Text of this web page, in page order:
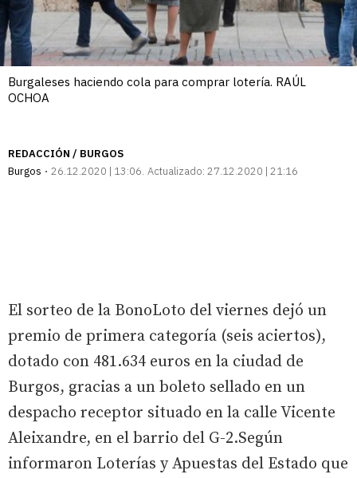
Burgaleses haciendo cola para comprar lotería. RAÚL
OCHOA
REDACCIÓN / BURGOS
Burgos
26.12.2020 | 13:06 Actualizado: 27.12.2020 | 21:16
El sorteo de la BonoLoto del viernes dejó un
premio de primera categoría (seis aciertos),
dotado con 481.634 euros en la ciudad de
Burgos, gracias a un boleto sellado en un
despacho receptor situado en la calle Vicente
Aleixandre, en el barrio del G-2.Según
informaron Loterías y Apuestas del Estado que